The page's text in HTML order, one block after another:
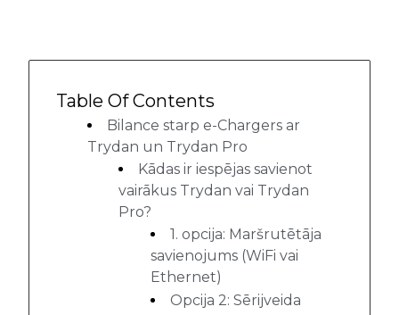
Table Of Contents
Bilance starp e-Chargers ar
Trydan un Trydan Pro
Kādas ir iespējas savienot
vairākus Trydan vai Trydan
Pro?
1. opcija: Maršrutētāja
savienojums (WiFi vai
Ethernet)
Opcija 2: Sērijveida